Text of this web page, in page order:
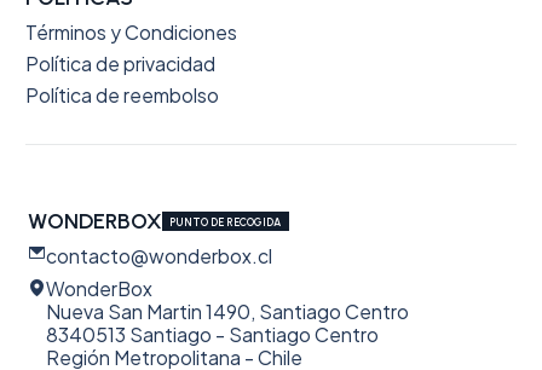
Términos y Condiciones
Política de privacidad
Política de reembolso
WONDERBOX PUNTO DE RECOGIDA
contacto@wonderbox.cl
WonderBox
Nueva San Martin 1490, Santiago Centro
8340513 Santiago - Santiago Centro
Región Metropolitana - Chile